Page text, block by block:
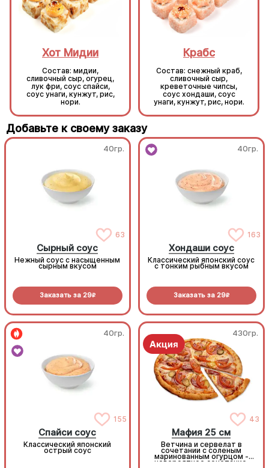
Хот Мидии
Состав: мидии,
сливочный сыр, огурец,
лук фри, соус спайси,
соус унаги, кунжут, рис,
нори.
Крабс
Состав: снежный краб,
сливочный сыр,
креветочные чипсы,
соус хондаши, соус
унаги, кунжут, рис, нори.
Добавьте к своему заказу
40гр.
63
Сырный соус
Нежный соус с насыщенным
сырным вкусом
Заказать за 29R
40гр.
163
Хондаши соус
Классический японский соус
с тонким рыбным вкусом
Заказать за 29R
40гр.
155
Спайси соус
Классический японский
острый соус
430гр.
43
Мафия 25 см
Ветчина и сервелат в
сочетании с соленым
маринованным огурцом -
невероятное сочетание,